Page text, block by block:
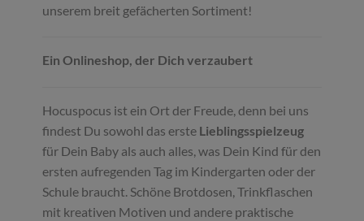
unserem breit gefächerten Sortiment!
Ein Onlineshop, der Dich verzaubert
Hocuspocus ist ein Ort der Freude, denn bei uns
findest Du sowohl das erste Lieblingsspielzeug
für Dein Baby als auch alles, was Dein Kind für den
ersten aufregenden Tag im Kindergarten oder der
Schule braucht. Schöne Brotdosen, Trinkflaschen
mit kreativen Motiven und andere praktische